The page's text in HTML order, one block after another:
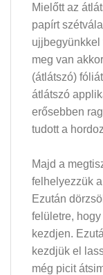
Mielőtt az
papírt
ujjbegyünkkel
meg van
(átlátszó)
átlátszó
erősebben
tudott a
Majd a
felhelyezzük
Ezután
felületre,
kezdjen.
kezdjük el
még picit